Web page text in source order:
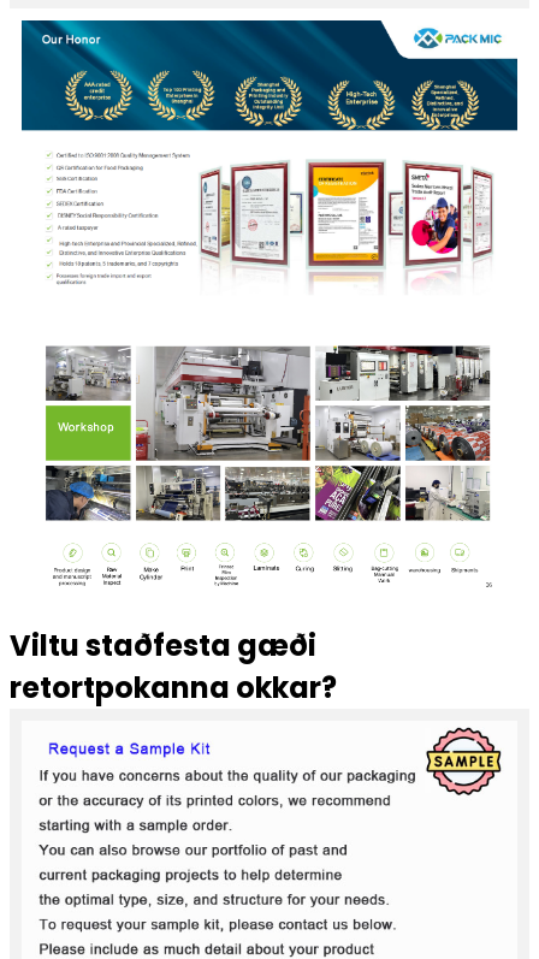
Viltu staðfesta gæði
retortpokanna okkar?